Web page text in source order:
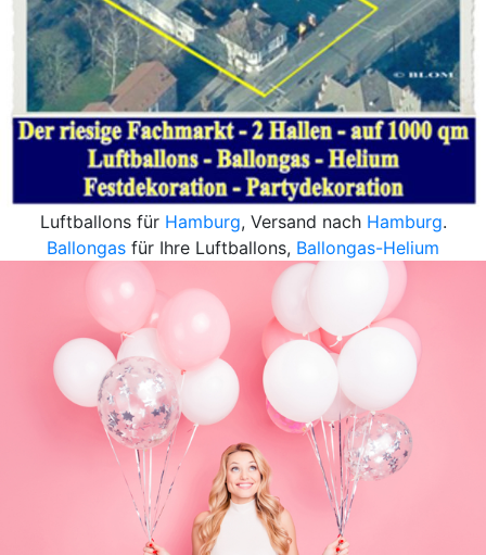
Luftballons für Hamburg, Versand nach Hamburg.
Ballongas für Ihre Luftballons, Ballongas-Helium